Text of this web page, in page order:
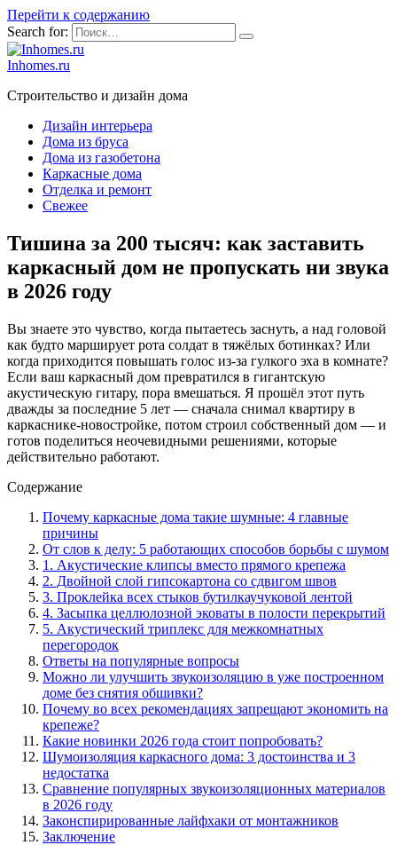
Перейти к содержанию
Search for:
Inhomes.ru
Строительство и дизайн дома
Дизайн интерьера
Дома из бруса
Дома из газобетона
Каркасные дома
Отделка и ремонт
Свежее
Тишина за 200 тысяч: как заставить
каркасный дом не пропускать ни звука
в 2026 году
Вы знаете это чувство, когда пытаетесь заснуть, а над головой
как будто марширует рота солдат в тяжёлых ботинках? Или
когда приходится повышать голос из-за гулкого эха в комнате?
Если ваш каркасный дом превратился в гигантскую
акустическую гитару, пора вмешаться. Я прошёл этот путь
дважды за последние 5 лет — сначала снимал квартиру в
каркаснике-новостройке, потом строил собственный дом — и
готов поделиться неочевидными решениями, которые
действительно работают.
Содержание
Почему каркасные дома такие шумные: 4 главные
причины
От слов к делу: 5 работающих способов борьбы с шумом
1. Акустические клипсы вместо прямого крепежа
2. Двойной слой гипсокартона со сдвигом швов
3. Проклейка всех стыков бутилкаучуковой лентой
4. Засыпка целлюлозной эковаты в полости перекрытий
5. Акустический триплекс для межкомнатных
перегородок
Ответы на популярные вопросы
Можно ли улучшить звукоизоляцию в уже построенном
доме без снятия обшивки?
Почему во всех рекомендациях запрещают экономить на
крепеже?
Какие новинки 2026 года стоит попробовать?
Шумоизоляция каркасного дома: 3 достоинства и 3
недостатка
Сравнение популярных звукоизоляционных материалов
в 2026 году
Законспирированные лайфхаки от монтажников
Заключение